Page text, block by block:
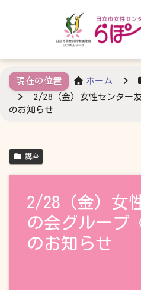
ホーム
2/28（金) 女性センター
のお知らせ
講座
2/28（金) 女
の会グループ
のお知らせ